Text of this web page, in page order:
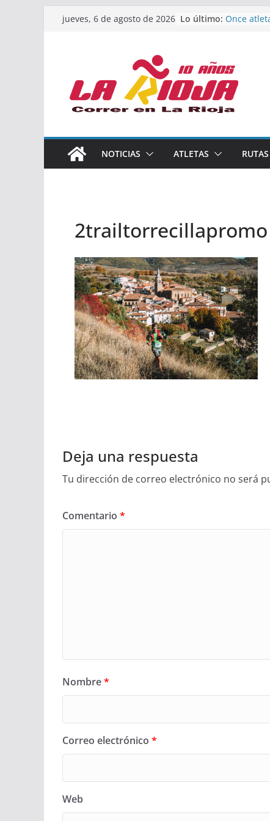
Saltarjueves, 6 de agosto de 2026 Lo último: Once
Un
de
riojana en
El equipo
Rioja
Acuatlón
España
NOTICIAS ATLETAS RUTAS
2trailtorrecillapromo
Deja una respuesta
Tu dirección de correo electrónico no será
Comentario *
Nombre*
Correo electrónico *
Web